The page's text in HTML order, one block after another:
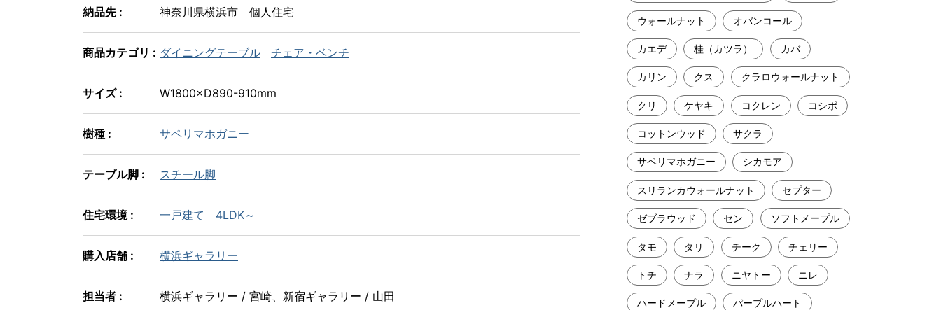
納品先 : 神奈川県横浜市 個人住宅
商品カテゴリ : ダイニングテーブル チェア・ベンチ
サイズ : W1800×D890-910mm
樹種 : サペリマホガニー
テーブル脚 : スチール脚
住宅環境 : 一戸建て 4LDK～
購入店舗 : 横浜ギャラリー
担当者 : 横浜ギャラリー / 宮崎、新宿ギャラリー / 山田
ウォールナット オバンコール
カエデ 桂（カツラ） カバ
カリン クス クラロウォールナット
クリ ケヤキ コクレン コシポ
コットンウッド サクラ
サペリマホガニー シカモア
スリランカウォールナット セプター
ゼブラウッド セン ソフトメープル
タモ タリ チーク チェリー
トチ ナラ ニヤトー ニレ
ハードメープル パープルハート